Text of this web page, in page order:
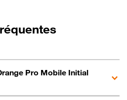
Pro Mobile Initial